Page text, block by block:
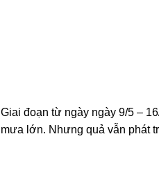
Giai đoạn từ ngày ngày 9/5 –
mưa lớn. Nhưng quả vẫn phát